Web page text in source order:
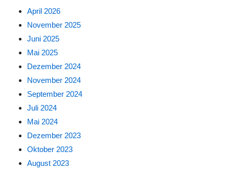
April 2026
November 2025
Juni 2025
Mai 2025
Dezember 2024
November 2024
September 2024
Juli 2024
Mai 2024
Dezember 2023
Oktober 2023
August 2023